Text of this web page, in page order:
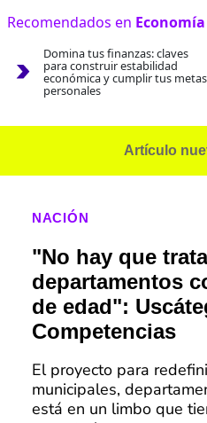
Recomendados en Economía
Domina tus finanzas: claves
para construir estabilidad
económica y cumplir tus metas
personales
Artículo
NACIÓN
"No hay que
departamentos
de edad":
Competencias
El proyecto para
municipales,
está en un limbo que